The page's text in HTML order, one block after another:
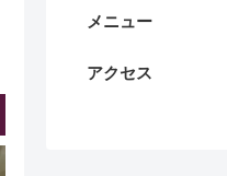
メニュー
アクセス